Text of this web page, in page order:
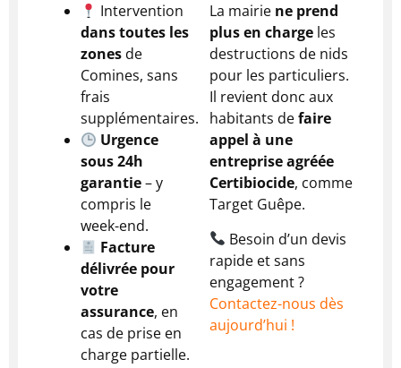
Intervention
dans toutes les
zones de
Comines, sans
frais
supplémentaires.
Urgence
sous 24h
garantie– y
compris le
week-end.
Facture
délivrée pour
votre
assurance, en
cas de prise en
charge partielle.
La mairie ne prend
plus en charge les
destructions de nids
pour les particuliers.
Il revient donc aux
habitants defaire
appel à une
entreprise agréée
Certibiocide, comme
Target Guêpe.
Besoin d’un devis
rapide et sans
engagement ?
Contactez-nous dès
aujourd’hui !